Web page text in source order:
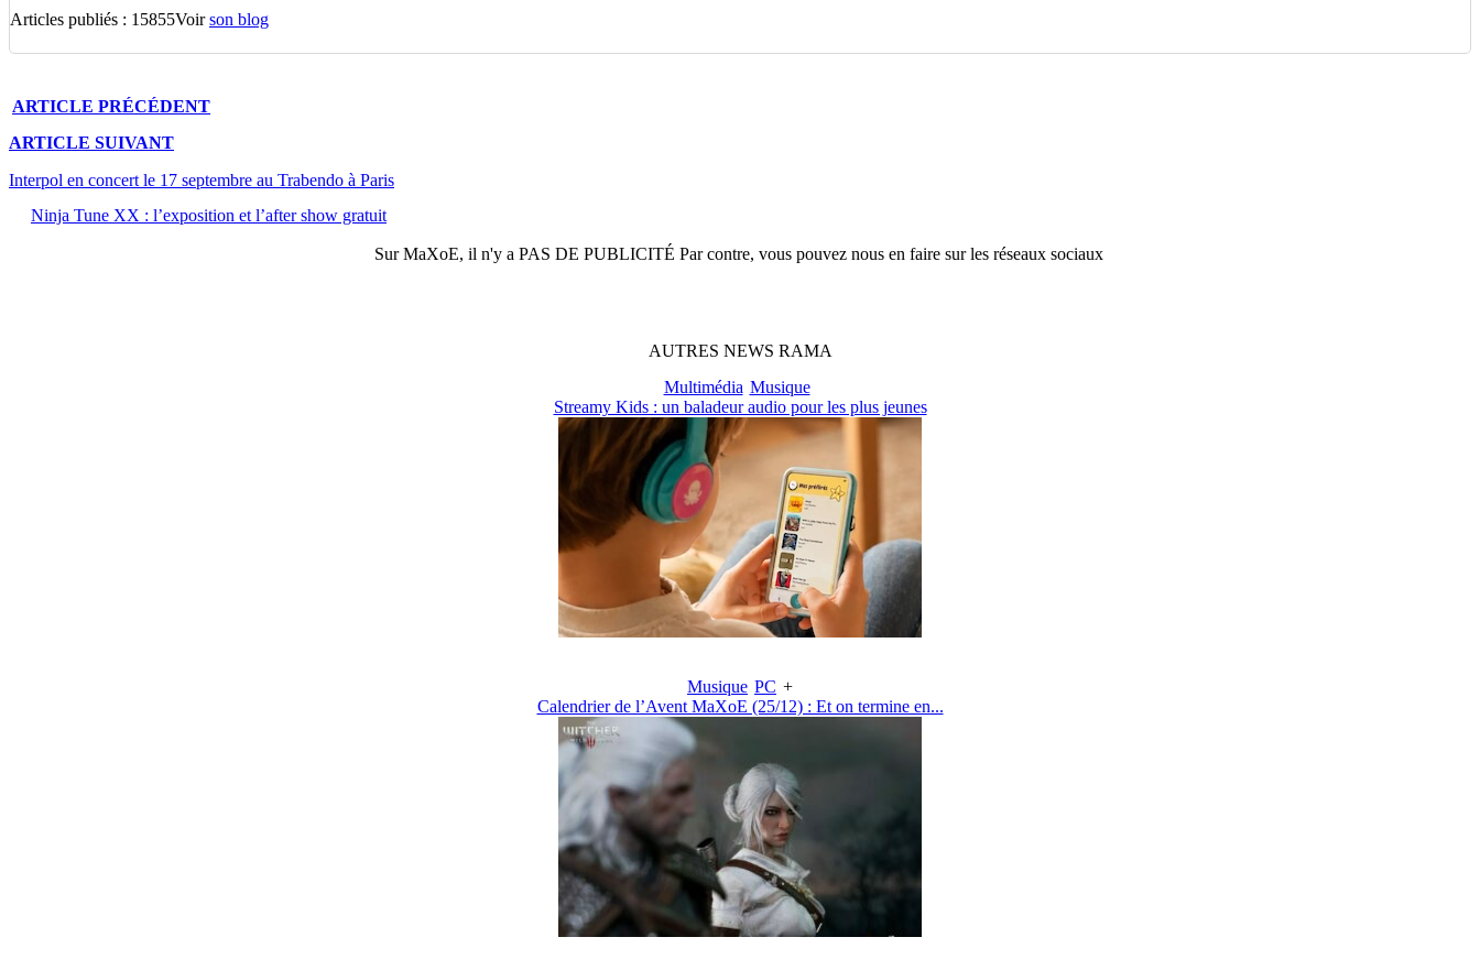
Articles publiés : 15855Voirson blog
ARTICLE PRÉCÉDENT
ARTICLE SUIVANT
Interpol en concert le 17 septembre au Trabendo à Paris
Ninja Tune XX : l’exposition et l’after show gratuit
SurMaXoE, il n'y a PAS DE PUBLICITÉ Par contre, vous pouvez nous en faire sur les réseaux sociaux
AUTRES NEWS RAMA
Multimédia Musique
Streamy Kids : un baladeur audio pour les plus jeunes
Musique PC +
Calendrier de l’Avent MaXoE (25/12) : Et on termine en...